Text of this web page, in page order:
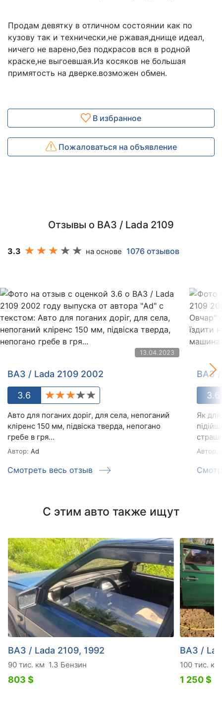
Продам девятку в отличном состоянии как по
кузову так и технически,не ржавая,днище идеал,
ничего не варено,без подкрасов вся в родной
краске,не выгоевшая.Из косяков не большая
примятость на дверке.возможен обмен.
В избранное
Пожаловаться на объявление
Отзывы о ВАЗ / Lada 2109
3.3 на основе 1076 отзывов
13.04.2023
ВАЗ / Lada 2109 2002
3.6
Авто для поганих доріг, для села, непоганий
кліренс 150 мм, підвіска тверда, непогано
гребе в гря...
Автор: Ad
Смотреть весь отзыв
ВАЗ /
3.6
Як
Автор:
С этим авто также ищут
ВАЗ / Lada 2109, 1992
90 тис. км 1.3 Бензин
803 $
ВАЗ /
100 тис. км
1 250 $